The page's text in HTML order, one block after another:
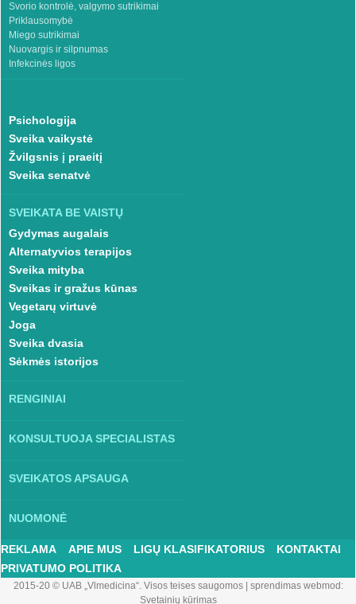
Svorio kontrolė, valgymo sutrikimai
Priklausomybė
Miego sutrikimai
Nuovargis ir silpnumas
Infekcinės ligos
Psichologija
Sveika vaikystė
Žvilgsnis į praeitį
Sveika senatvė
SVEIKATA BE VAISTŲ
Gydymas augalais
Alternatyvios terapijos
Sveika mityba
Sveikas ir gražus kūnas
Vegetarų virtuvė
Joga
Sveika dvasia
Sėkmės istorijos
RENGINIAI
KONSULTUOJA SPECIALISTAS
SVEIKATOS APSAUGA
NUOMONĖ
REKLAMA APIE MUS LIGŲ KLASIFIKATORIUS
KONTAKTAI
PRIVATUMO POLITIKA
2015-20 © UAB „Vlmedicina“. Visos teises saugomos| sprendimas webmod:
Svetainių kūrimas